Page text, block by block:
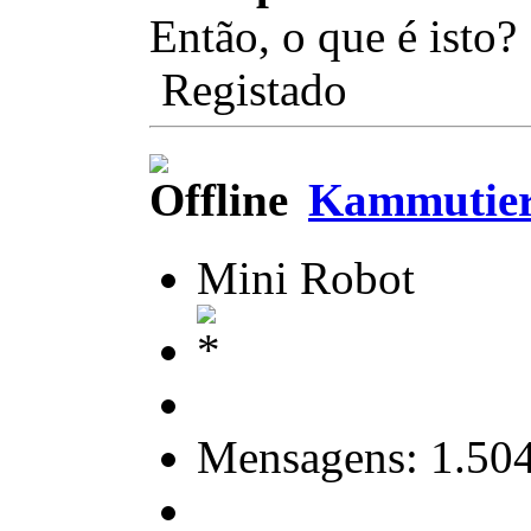
Então, o que é
Registado
Mini Robot
Mensagens: